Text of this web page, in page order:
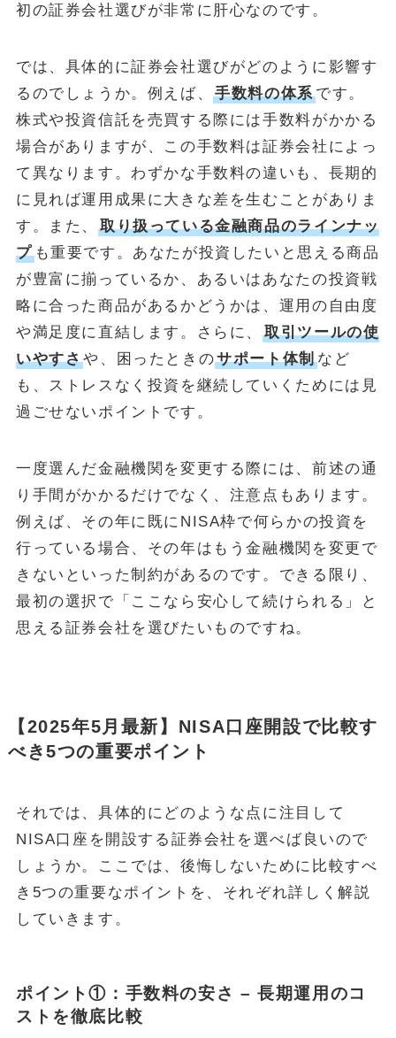
初の証券会社選びが非常に肝心なのです。
では、具体的に証券会社選びがどのように影響す
るのでしょうか。例えば、手数料の体系です。
株式や投資信託を売買する際には手数料がかかる
場合がありますが、この手数料は証券会社によっ
て異なります。わずかな手数料の違いも、長期的
に見れば運用成果に大きな差を生むことがありま
す。また、
取り扱っている金融商品のラインナッ
プも重要です。あなたが投資したいと思える商品
が豊富に揃っているか、あるいはあなたの投資戦
略に合った商品があるかどうかは、運用の自由度
や満足度に直結します。さらに、取引ツールの使
いやすさや、困ったときのサポート体制など
も、ストレスなく投資を継続していくためには見
過ごせないポイントです。
一度選んだ金融機関を変更する際には、前述の通
り手間がかかるだけでなく、注意点もあります。
例えば、その年に既にNISA枠で何らかの投資を
行っている場合、その年はもう金融機関を変更で
きないといった制約があるのです。できる限り、
最初の選択で「ここなら安心して続けられる」と
思える証券会社を選びたいものですね。
【2025年5月最新】NISA口座開設で比較す
べき5つの重要ポイント
それでは、具体的にどのような点に注目して
NISA口座を開設する証券会社を選べば良いので
しょうか。ここでは、後悔しないために比較すべ
き5つの重要なポイントを、それぞれ詳しく解説
していきます。
ポイント①：手数料の安さ – 長期運用のコ
ストを徹底比較